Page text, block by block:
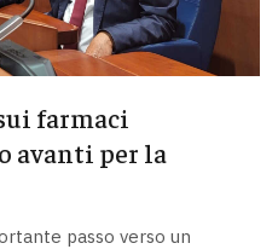
farmaci
avanti per la
passo verso un